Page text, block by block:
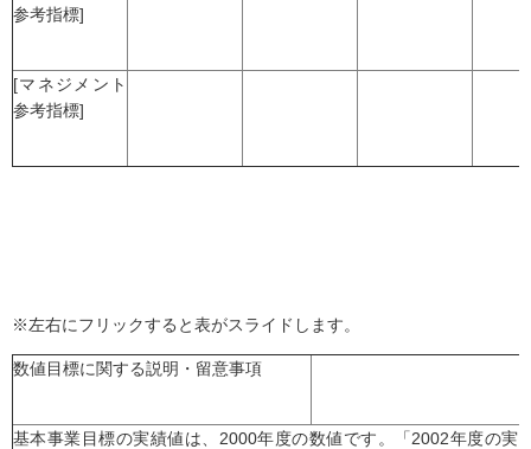
参考指標]
[マネジメント
参考指標]
※左右にフリックすると表がスライドします。
数値目標に関する説明・留意事項
基本事業目標の実績値は、2000年度の数値です。「2002年度の実